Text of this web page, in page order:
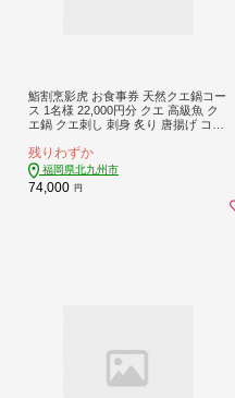
鮨割烹影虎 お食事券 天然クエ鍋コー
ス 1名様 22,000円分 クエ 高級魚 ク
エ鍋 クエ刺し 刺身 炙り 唐揚げ コー
残りわずか
福岡県北九州市
74,000 円